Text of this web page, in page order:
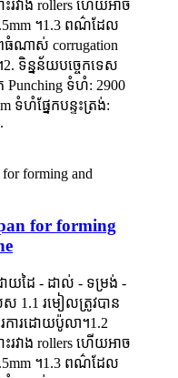
រវាង rollers ហើយអាច
។1.3 ពណ៌ដែល
ធំណាស់ corrugation
2. ទិន្នន័យបច្ចេកទេស
Punching ទំហំ: 2900
ទំហំផ្នែកបន្ទះត្រង់:
for forming
យដៃ - ដាល់ - ទម្រង់ -
1.1 រមៀលត្រូវបាន
ារដោយប៉ូលា។1.2
រវាង rollers ហើយអាច
។1.3 ពណ៌ដែល